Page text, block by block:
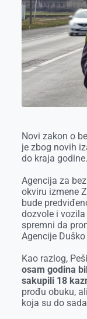
o
k
Novi zakon o
je zbog novih
do kraja godine.
Agencija za
okviru izmene
bude
dozvole i
spremni da
Agencije
Kao razlog,
osam godina
sakupili 18
prođu obuku,
koja su do